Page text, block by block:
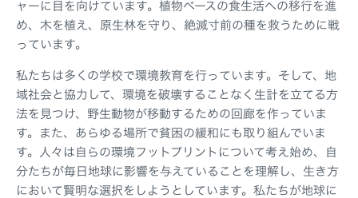
ャーに目を向けています。植物ベースの食生活への移行を進
め、木を植え、原生林を守り、絶滅寸前の種を救うために戦
っています。
私たちは多くの学校で環境教育を行っています。そして、地
域社会と協力して、環境を破壊することなく生計を立てる方
法を見つけ、野生動物が移動するための回廊を作っていま
す。また、あらゆる場所で貧困の緩和にも取り組んでいま
す。人々は自らの環境フットプリントについて考え始め、自
分たちが毎日地球に影響を与えていることを理解し、生き方
において賢明な選択をしようとしています。私たちが地球に